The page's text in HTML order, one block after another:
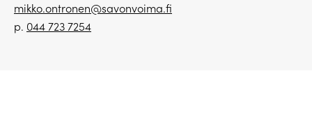
mikko.ontronen@savonvoima.fi
p. 044 723 7254